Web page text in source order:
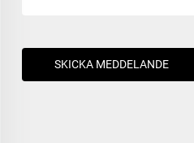
SKICKA MEDDELANDE